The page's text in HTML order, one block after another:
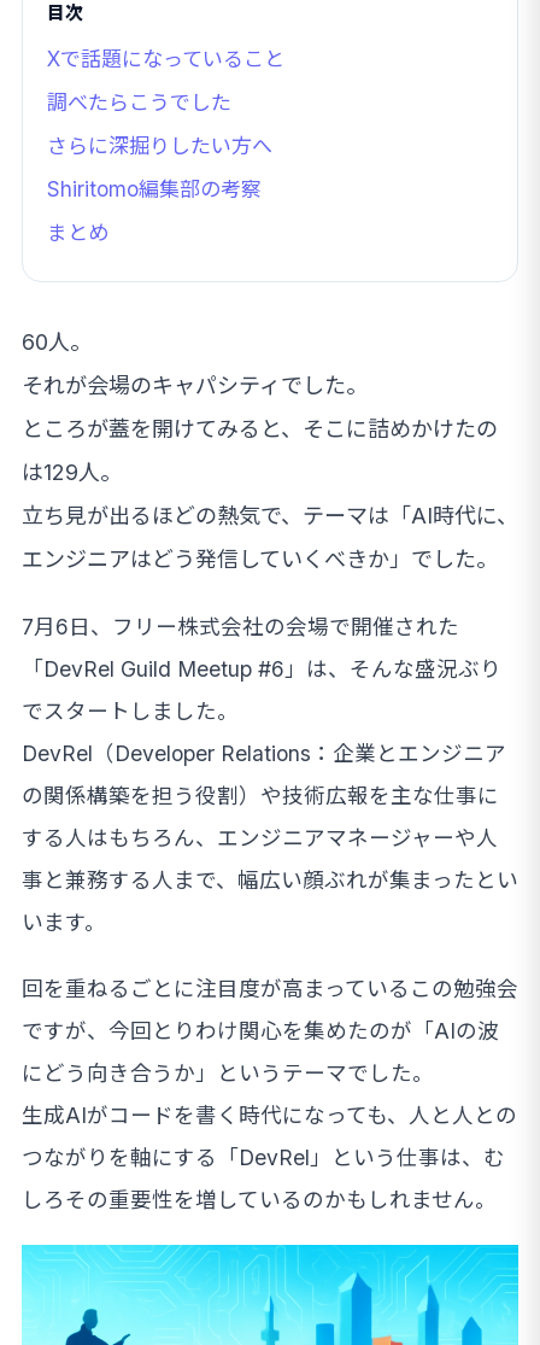
目次
Xで話題になっていること
調べたらこうでした
さらに深掘りしたい方へ
Shiritomo編集部の考察
まとめ
60人。
それが会場のキャパシティでした。
ところが蓋を開けてみると、そこに詰めかけたの
は129人。
立ち見が出るほどの熱気で、テーマは「AI時代に、
エンジニアはどう発信していくべきか」でした。
7月6日、フリー株式会社の会場で開催された
「DevRel Guild Meetup #6」は、そんな盛況ぶり
でスタートしました。
DevRel（Developer Relations：企業とエンジニア
の関係構築を担う役割）や技術広報を主な仕事に
する人はもちろん、エンジニアマネージャーや人
事と兼務する人まで、幅広い顔ぶれが集まったとい
います。
回を重ねるごとに注目度が高まっているこの勉強会
ですが、今回とりわけ関心を集めたのが「AIの波
にどう向き合うか」というテーマでした。
生成AIがコードを書く時代になっても、人と人との
つながりを軸にする「DevRel」という仕事は、む
しろその重要性を増しているのかもしれません。